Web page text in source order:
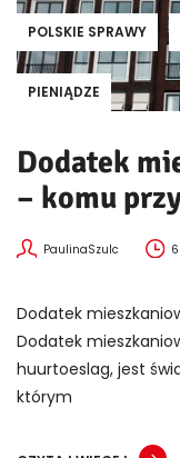
POLSKIE SPRAWY
PIENIĄDZE
Dodatek
– komu
PaulinaSzulc
Dodatek
Dodatek
huurtoeslag, jest
którym